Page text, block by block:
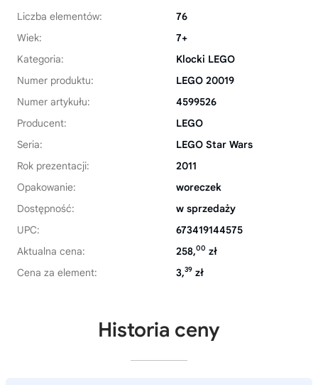
Liczba elementów:
76
Wiek:
7+
Kategoria:
Klocki LEGO
Numer produktu:
LEGO 20019
Numer artykułu:
4599526
Producent:
LEGO
Seria:
LEGO Star Wars
Rok prezentacji:
2011
Opakowanie:
woreczek
Dostępność:
w sprzedaży
UPC:
673419144575
Aktualna cena:
258,00 zł
Cena za element:
3,39 zł
Historia ceny